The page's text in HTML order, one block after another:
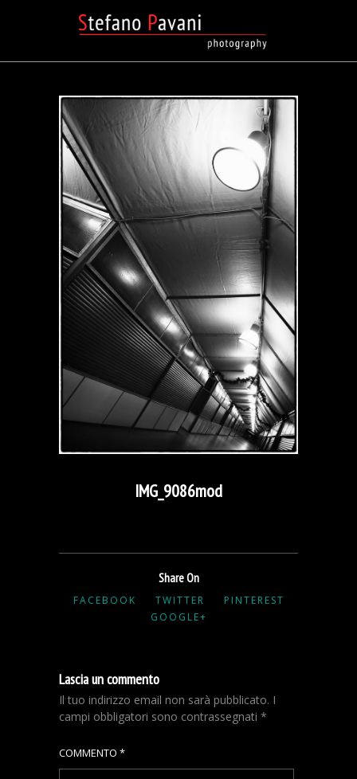
IMG_9086mod
Share On
FACEBOOK TWITTER
PINTEREST
GOOGLE+
Lascia un commento
Il tuo indirizzo email non sarà pubblicato. I
campi obbligatori sono contrassegnati *
COMMENTO *